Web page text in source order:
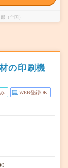
（全国）
の印刷機
WEB登録OK